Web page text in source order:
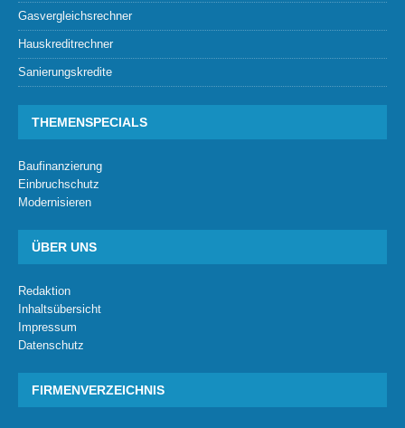
Gasvergleichsrechner
Hauskreditrechner
Sanierungskredite
THEMENSPECIALS
Baufinanzierung
Einbruchschutz
Modernisieren
ÜBER UNS
Redaktion
Inhaltsübersicht
Impressum
Datenschutz
FIRMENVERZEICHNIS